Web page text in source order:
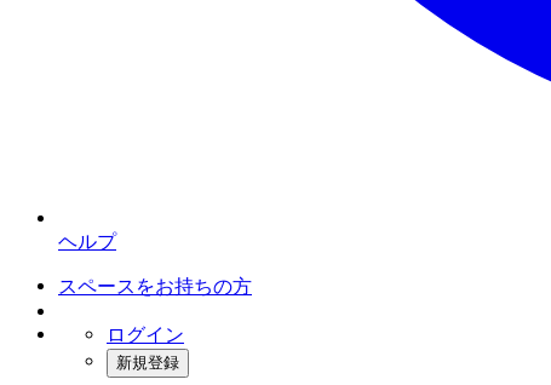
ヘルプ
スペースをお持ちの方
ログイン
新規登録